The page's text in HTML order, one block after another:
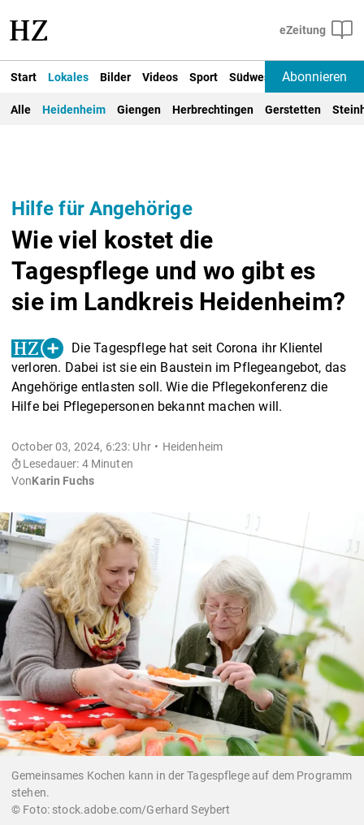
Start Lokales Bilder Videos Sport Südwest Deutschland
Abonnieren
Alle Heidenheim Giengen Herbrechtingen Gerstetten
Hilfe für Angehörige
Wie viel kostet die
Tagespflege und wo gibt es
sie im Landkreis Heidenheim?
Die Tagespflege hat seit Corona ihr Klientel
verloren. Dabei ist sie ein Baustein im Pflegeangebot, das
Angehörige entlasten soll. Wie die Pflegekonferenz die
Hilfe bei Pflegepersonen bekannt machen will.
October 03, 2024, 6:23: Uhr
Heidenheim
Lesedauer: 4 Minuten
VonKarin Fuchs
Gemeinsames Kochen kann in der Tagespflege auf dem Programm
stehen.
stock.adobe.com/Gerhard Seybert